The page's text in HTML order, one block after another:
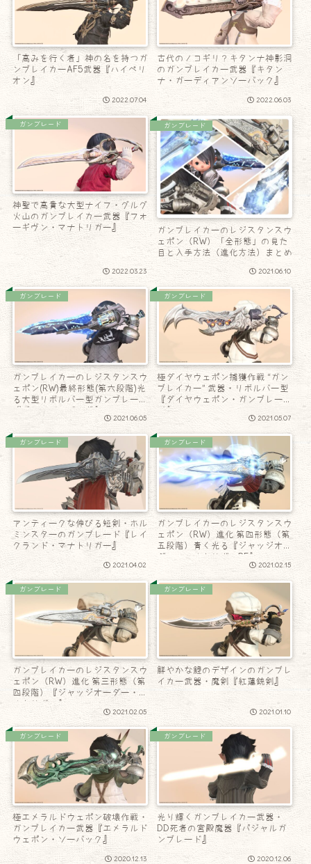
「高みを行く者」神の名を持つガ
ンブレイカーAF5武器『ハイペリ
オン』
2022.07.04
古代のノコギリ？キタンナ神影洞
のガンブレイカー武器『キタン
ナ・ガーディアンソーバック』
2022.06.03
ガンブレード
神聖で高貴な大型ナイフ・グルグ
火山のガンブレイカー武器『フォ
ーギヴン・マナトリガー』
2022.03.23
ガンブレード
ガンブレイカーのレジスタンスウ
ェポン（RW）「全形態」の見た
目と入手方法（進化方法）まとめ
2021.06.10
ガンブレード
ガンブレイカーのレジスタンスウ
ェポン(RW)最終形態(第六段階)光
る大型リボルバー型ガンブレード
『ブレイズリゾルヴ』
2021.06.05
ガンブレード
極ダイヤウェポン捕獲作戦 “ガン
ブレイカー” 武器・リボルバー型
『ダイヤウェポン・ガンブレー
ド』
2021.05.07
ガンブレード
アンティークな伸びる短剣・ホル
ミンスターのガンブレード『レイ
クランド・マナトリガー』
2021.04.02
ガンブレード
ガンブレイカーのレジスタンスウ
ェポン（RW）進化 第四形態（第
五段階）青く光る『ジャッジオー
ダー・マナトリガーRE』
2021.02.15
ガンブレード
ガンブレイカーのレジスタンスウ
ェポン（RW）進化 第三形態（第
四段階）『ジャッジオーダー・マ
ナトリガー』
2021.02.05
ガンブレード
鮮やかな鯉のデザインのガンブレ
イカー武器・魔剣『紅蓮銃剣』
2021.01.10
ガンブレード
極エメラルドウェポン破壊作戦・
ガンブレイカー武器『エメラルド
ウェポン・ソーバック』
2020.12.13
ガンブレード
光り輝くガンブレイカー武器・
DD死者の宮殿魔器『パジャルガ
ンブレード』
2020.12.06